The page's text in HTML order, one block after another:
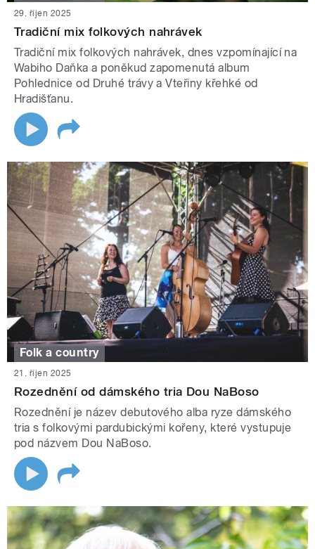
29. říjen 2025
Tradiční mix folkových nahrávek
Tradiční mix folkových nahrávek, dnes vzpomínající na
Wabiho Daňka a poněkud zapomenutá album
Pohlednice od Druhé trávy a Vteřiny křehké od
Hradišťanu.
Folk a country
21. říjen 2025
Rozednění od dámského tria Dou NaBoso
Rozednění je název debutového alba ryze dámského
tria s folkovými pardubickými kořeny, které vystupuje
pod názvem Dou NaBoso.